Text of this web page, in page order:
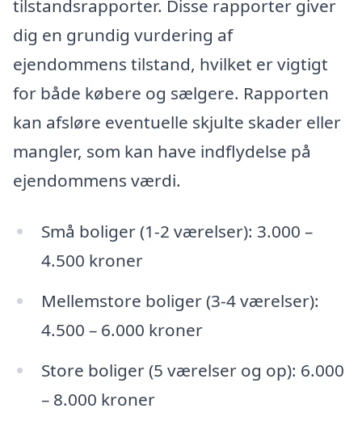
tilstandsrapporter. Disse rapporter giver
dig en grundig vurdering af
ejendommens tilstand, hvilket er vigtigt
for både købere og sælgere. Rapporten
kan afsløre eventuelle skjulte skader eller
mangler, som kan have indflydelse på
ejendommens værdi.
Små boliger (1-2 værelser): 3.000 –
4.500 kroner
Mellemstore boliger (3-4 værelser):
4.500 – 6.000 kroner
Store boliger (5 værelser og op): 6.000
– 8.000 kroner